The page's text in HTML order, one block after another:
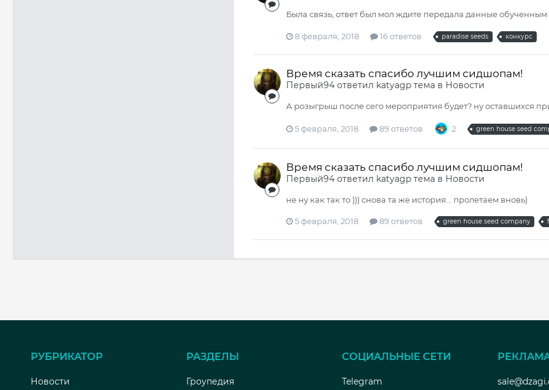
Была связь, ответ был мол ждите передала данные обученным
8 февраля, 2018 16 ответов paradise seeds конкурс
Время сказать спасибо лучшим сидшопам!
Первый94ответил katyagpтема в Новости
А розыгрыш после сего мероприятия будет? ну оставшихся
5 февраля, 2018 89 ответов 2 green house seed
Время сказать спасибо лучшим сидшопам!
Первый94ответил katyagpтема в Новости
не ну как так то ))) снова та же история... пролетаем вновь)
5 февраля, 2018 89 ответов green house seed company
РУБРИКАТОР
Новости
РАЗДЕЛЫ
Гроупедия
СОЦИАЛЬНЫЕ СЕТИ
Telegram